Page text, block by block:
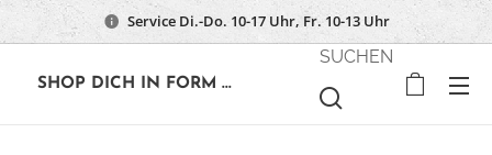
Service Di.-Do. 10-17 Uhr, Fr. 10-13 Uhr
SHOP DICH IN FORM ...
SUCHEN